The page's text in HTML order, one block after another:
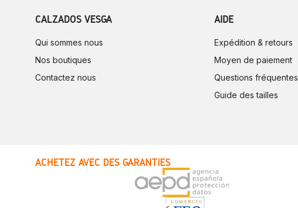
CALZADOS VESGA
Qui sommes nous
Nos boutiques
Contactez nous
AIDE
Expédition & retours
Moyen de paiement
Questions fréquentes
Guide des tailles
ACHETEZ AVEC DES GARANTIES